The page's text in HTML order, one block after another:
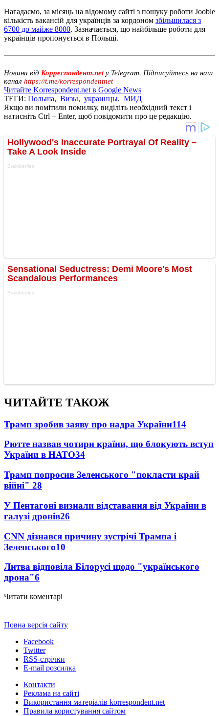
Нагадаємо, за місяць на відомому сайті з пошуку роботи Jooble
кількість вакансій для українців за кордоном збільшилася з
6700 до майже 8000. Зазначається, що найбільше роботи для
українців пропонується в Польщі.
Новини від Корреспондент.netу Telegram. Підписуйтесь на наш
канал https://t.me/korrespondentnet
Читайте Korrespondent.net в Google News
ТЕГИ: Польша, Визы, украинцы, МИД
Якщо ви помітили помилку, виділіть необхідний текст і
натисніть Ctrl + Enter, щоб повідомити про це редакцію.
ЧИТАЙТЕ ТАКОЖ
Трамп зробив заяву про надра України114
Рютте назвав чотири країни, що блокують вступ
України в НАТО34
Трамп попросив Зеленського "покласти край
війні" 28
У Пентагоні визнали відставання від України в
галузі дронів26
CNN дізнався причину зустрічі Трампа і
Зеленського10
Литва відповіла Білорусі щодо "українського
дрона"6
Читати коментарі
Повна версія сайту
Facebook
Twitter
RSS-стрічки
E-mail розсилка
Контакти
Реклама на сайті
Використання матеріалів korrespondent.net
Правила користування сайтом